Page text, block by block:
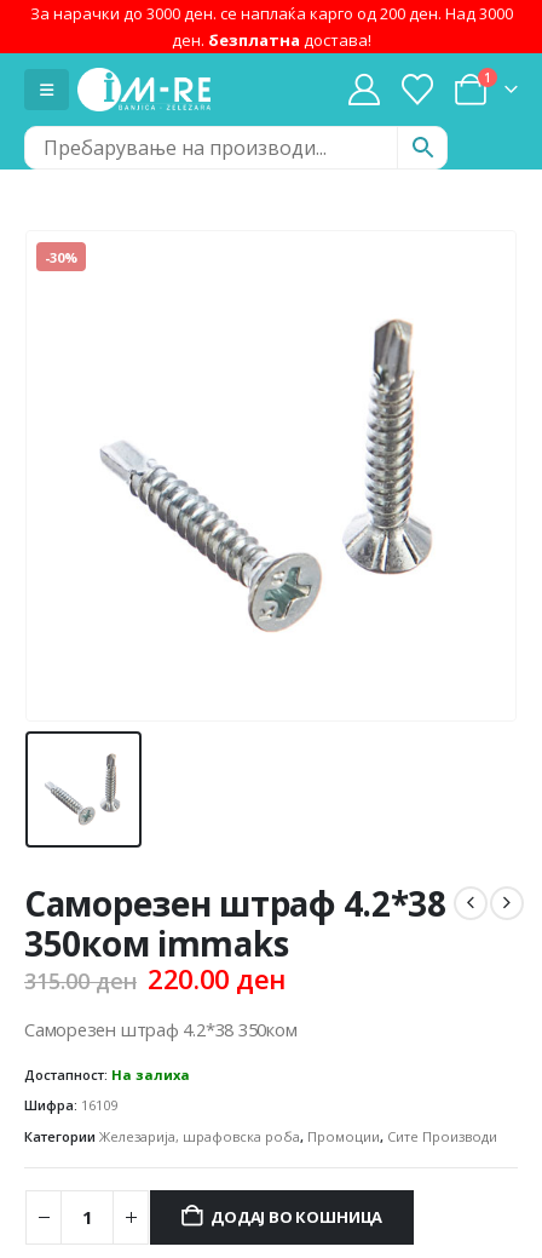
За нарачки до 3000 ден. се наплаќа карго од 200 ден. Над 3000
ден. безплатна достава!
1
-30%
Cаморезен штраф 4.2*38
350ком immaks
315.00ден Original
was:
220.00 денCurrent
is:
Cаморезен штраф 4.2*38 350ком
Достапност: На залиха
Шифра: 16109
Категории Железарија, шрафовска роба, Промоции, Сите Производи
ДОДАЈ ВО КОШНИЦА